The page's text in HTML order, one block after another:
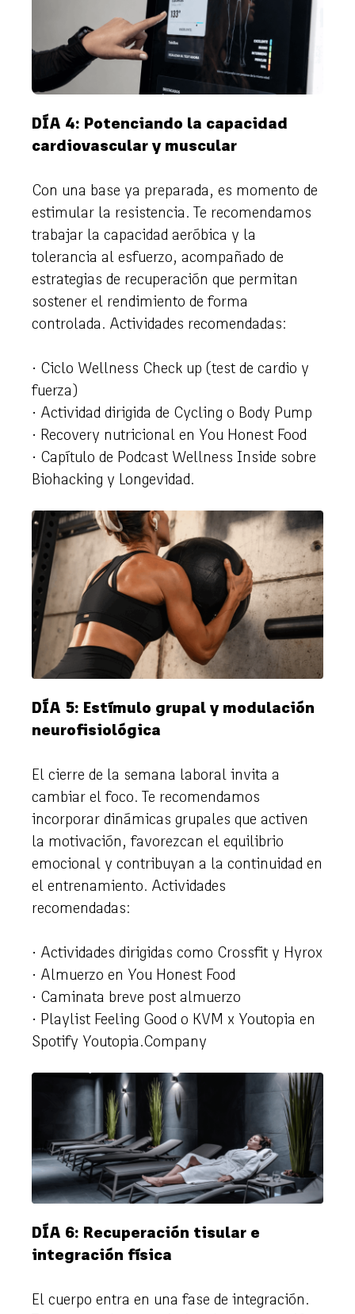
DÍA 4: Potenciando la capacidad
cardiovascular y muscular
Con una base ya preparada, es momento de
estimular la resistencia. Te recomendamos
trabajar la capacidad aeróbica y la
tolerancia al esfuerzo, acompañado de
estrategias de recuperación que permitan
sostener el rendimiento de forma
controlada. Actividades recomendadas:
· Ciclo Wellness Check up (test de cardio y
fuerza)
· Actividad dirigida de Cycling o Body Pump
· Recovery nutricional en You Honest Food
· Capítulo de Podcast Wellness Inside sobre
Biohacking y Longevidad.
DÍA 5: Estímulo grupal y modulación
neurofisiológica
El cierre de la semana laboral invita a
cambiar el foco. Te recomendamos
incorporar dinámicas grupales que activen
la motivación, favorezcan el equilibrio
emocional y contribuyan a la continuidad en
el entrenamiento. Actividades
recomendadas:
· Actividades dirigidas como Crossfit y Hyrox
· Almuerzo en You Honest Food
· Caminata breve post almuerzo
· Playlist Feeling Good o KVM x Youtopia en
Spotify Youtopia.Company
DÍA 6: Recuperación tisular e
integración física
El cuerpo entra en una fase de integración.